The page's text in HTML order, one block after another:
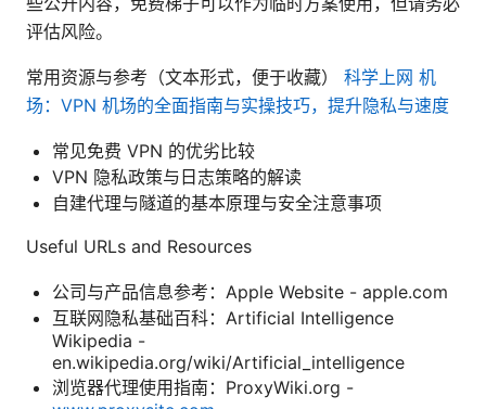
评估风险。
常用资源与参考（文本形式，便于收藏） 科学上网 机
场：VPN 机场的全面指南与实操技巧，提升隐私与速度
常见免费 VPN 的优劣比较
VPN 隐私政策与日志策略的解读
自建代理与隧道的基本原理与安全注意事项
Useful URLs and Resources
公司与产品信息参考：Apple Website - apple.com
互联网隐私基础百科：Artificial Intelligence
Wikipedia -
en.wikipedia.org/wiki/Artificial_intelligence
浏览器代理使用指南：ProxyWiki.org -